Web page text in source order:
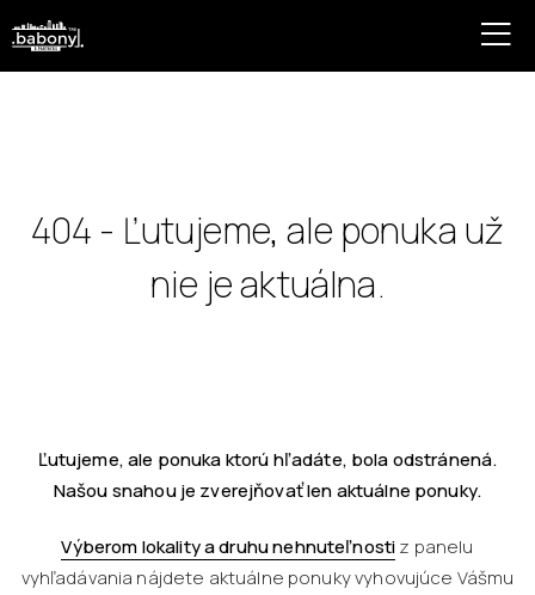
404 - Ľutujeme, ale ponuka už
nie je aktuálna.
Ľutujeme, ale ponuka ktorú hľadáte, bola odstránená.
Našou snahou je zverejňovať len aktuálne ponuky.
Výberom lokality a druhu nehnuteľnostiz panelu
vyhľadávania nájdete aktuálne ponuky vyhovujúce Vášmu